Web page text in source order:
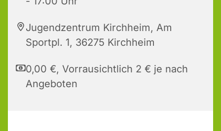
Jugendzentrum Kirchheim, Am
Sportpl. 1, 36275 Kirchheim
0,00 €, Vorrausichtlich 2 € je nach
Angeboten